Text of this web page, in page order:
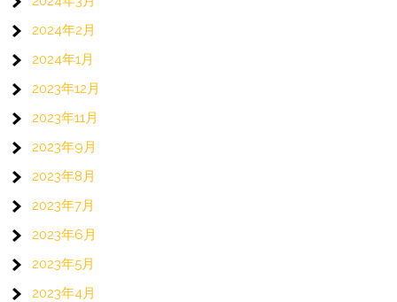
2024年2月
2024年1月
2023年12月
2023年11月
2023年9月
2023年8月
2023年7月
2023年6月
2023年5月
2023年4月